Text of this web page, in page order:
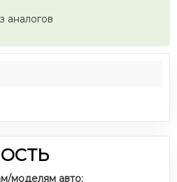
аналогов
моделям авто: